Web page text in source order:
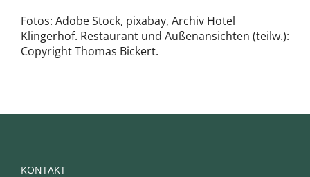
Fotos: Adobe Stock, pixabay, Archiv Hotel
Klingerhof. Restaurant und Außenansichten (teilw.):
Copyright Thomas Bickert.
KONTAKT